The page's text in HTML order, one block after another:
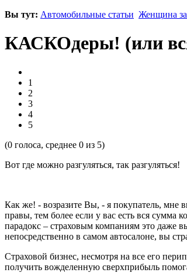
Вы тут: Автомобильные статьи Женщина
КАСКОдеры! (или
1
2
3
4
5
(0 голоса, среднее 0 из 5)
Вот где можно разгуляться, так разгуляться!
Как же! - возразите Вы, - я покупатель, мне
правы, тем более если у вас есть вся сумма
парадокс – страховым компаниям это даже
непосредственно в самом автосалоне, вы
Страховой бизнес, несмотря на все его
получить вожделенную сверхприбыль